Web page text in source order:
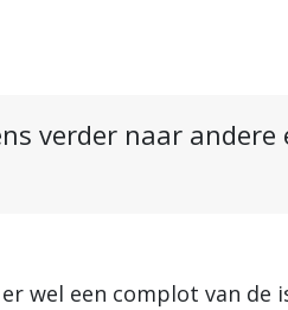
verder naar andere
wel een complot van de